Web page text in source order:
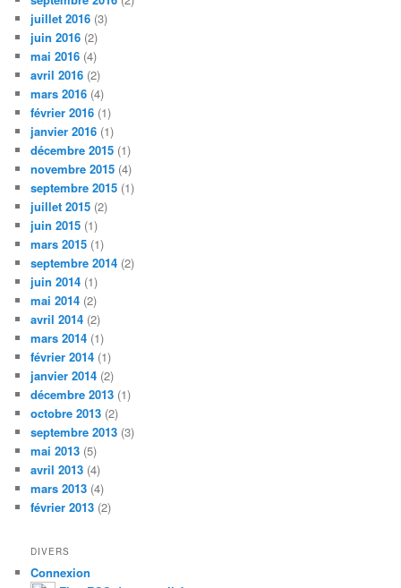
juillet 2016 (3)
juin 2016 (2)
mai 2016 (4)
avril 2016 (2)
mars 2016 (4)
février 2016 (1)
janvier 2016 (1)
décembre 2015 (1)
novembre 2015 (4)
septembre 2015 (1)
juillet 2015 (2)
juin 2015 (1)
mars 2015 (1)
septembre 2014 (2)
juin 2014 (1)
mai 2014 (2)
avril 2014 (2)
mars 2014 (1)
février 2014 (1)
janvier 2014 (2)
décembre 2013 (1)
octobre 2013 (2)
septembre 2013 (3)
mai 2013 (5)
avril 2013 (4)
mars 2013 (4)
février 2013 (2)
DIVERS
Connexion